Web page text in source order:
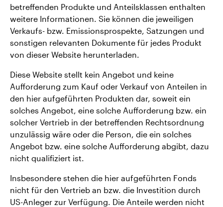
betreffenden Produkte und Anteilsklassen enthalten
weitere Informationen. Sie können die jeweiligen
Verkaufs- bzw. Emissionsprospekte, Satzungen und
sonstigen relevanten Dokumente für jedes Produkt
von dieser Website herunterladen.
Diese Website stellt kein Angebot und keine
Aufforderung zum Kauf oder Verkauf von Anteilen in
den hier aufgeführten Produkten dar, soweit ein
solches Angebot, eine solche Aufforderung bzw. ein
solcher Vertrieb in der betreffenden Rechtsordnung
unzulässig wäre oder die Person, die ein solches
Angebot bzw. eine solche Aufforderung abgibt, dazu
nicht qualifiziert ist.
Insbesondere stehen die hier aufgeführten Fonds
nicht für den Vertrieb an bzw. die Investition durch
US-Anleger zur Verfügung. Die Anteile werden nicht